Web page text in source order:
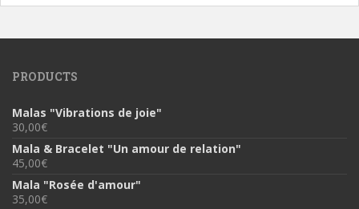
PRODUCTS
Malas "Vibrations de joie"
30,00€
Mala & Bracelet "Un amour de relation"
45,00€
Mala "Rosée d'amour"
35,00€